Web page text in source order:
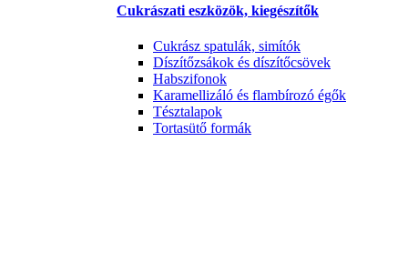
Cukrászati eszközök, kiegészítők
Cukrász spatulák, simítók
Díszítőzsákok és díszítőcsövek
Habszifonok
Karamellizáló és flambírozó égők
Tésztalapok
Tortasütő formák